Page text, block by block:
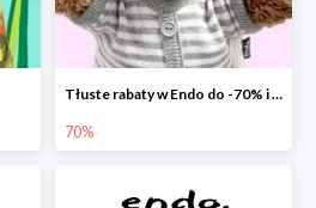
Tłuste rabaty w Endo do -70% i extra -20% na wszystko
70%